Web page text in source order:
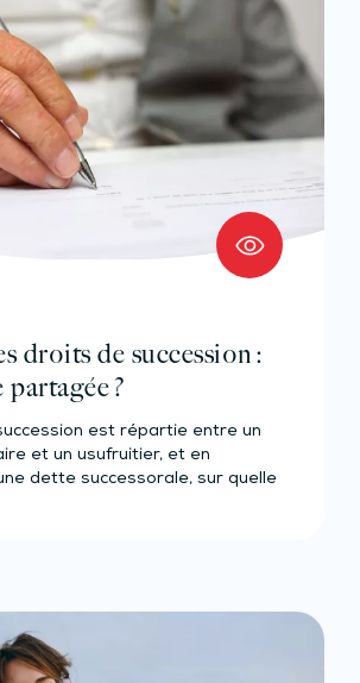
droits de succession :
?
est répartie entre un
et un usufruitier, et en
dette successorale, sur quelle